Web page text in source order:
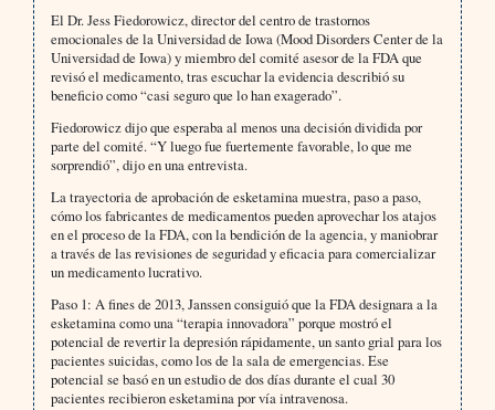
El Dr. Jess Fiedorowicz, director del centro de trastornos
emocionales de la Universidad de Iowa (Mood Disorders Center de la
Universidad de Iowa) y miembro del comité asesor de la FDA que
revisó el medicamento, tras escuchar la evidencia describió su
beneficio como “casi seguro que lo han exagerado”.
Fiedorowicz dijo que esperaba al menos una decisión dividida por
parte del comité. “Y luego fue fuertemente favorable, lo que me
sorprendió”, dijo en una entrevista.
La trayectoria de aprobación de esketamina muestra, paso a paso,
cómo los fabricantes de medicamentos pueden aprovechar los atajos
en el proceso de la FDA, con la bendición de la agencia, y maniobrar
a través de las revisiones de seguridad y eficacia para comercializar
un medicamento lucrativo.
Paso 1: A fines de 2013, Janssen consiguió que la FDA designara a la
esketamina como una “terapia innovadora” porque mostró el
potencial de revertir la depresión rápidamente, un santo grial para los
pacientes suicidas, como los de la sala de emergencias. Ese
potencial se basó en un estudio de dos días durante el cual 30
pacientes recibieron esketamina por vía intravenosa.